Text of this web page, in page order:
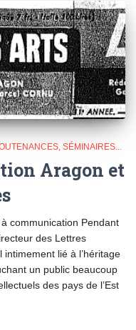
SÉMINAIRES...
Aragon et
communication Pendant
des Lettres
lié à l’héritage
un public beaucoup
des pays de l’Est